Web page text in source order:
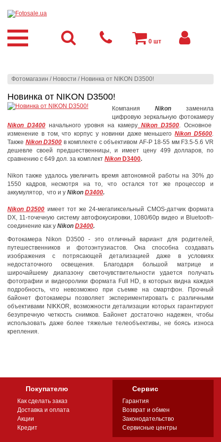
Фотомагазин / Новости / Новинка от NIKON D3500!
Новинка от NIKON D3500!
Компания Nikon заменила
цифровую зеркальную фотокамеру
Nikon D3400 начального уровня на камеру Nikon D3500. Основное
изменение в том, что корпус у новинки даже меньшегоNikonD5600.
Также Nikon D3500 в комплекте с объективом AF-P 18-55 мм F3.5-5.6 VR
дешевле своей предшественницы, и имеет цену 499 долларов, по
сравнению с 649 дол. за комплект Nikon D3400.
Nikon также удалось увеличить время автономной работы на 30% до
1550 кадров, несмотря на то, что остался тот же процессор и
аккумулятор, что и у Nikon D3400.
Nikon D3500 имеет тот же 24-мегапиксельный CMOS-датчик формата
DX, 11-точечную систему автофокусировки, 1080/60p видео и Bluetooth-
соединение как у Nikon D3400.
Фотокамера Nikon D3500 - это отличный вариант для родителей,
путешественников и фотоэнтузиастов. Она способна создавать
изображения с потрясающей детализацией даже в условиях
недостаточного освещения. Благодаря большой матрице и
широчайшему диапазону светочувствительности удается получать
фотографии и видеоролики формата Full HD, в которых видна каждая
подробность, что невозможно при съемке на смартфон. Прочный
байонет фотокамеры позволяет экспериментировать с различными
объективами NIKKOR, возможности детализации которых гарантируют
безупречную четкость снимков. Байонет достаточно надежен, чтобы
использовать даже более тяжелые телеобъективы, не боясь износа
крепления.
0 шт
Покупателю
Как сделать заказ
Доставка и оплата
Акции
Кредит
Сервис
Гарантия
Возврат и обмен
Законодательство
Сервисные центры